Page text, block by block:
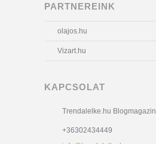
PARTNEREINK
olajos.hu
Vizart.hu
KAPCSOLAT
Trendalelke.hu Blogmagazin
+36302434449